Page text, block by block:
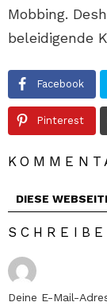
Mobbing.
beleidigende
Facebook
Pinterest
DIESE
Deine E-Mail-